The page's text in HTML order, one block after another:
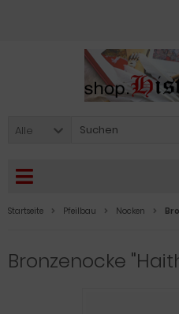
Alle
Startseite Pfeilbau Nocken
Bronzenocke